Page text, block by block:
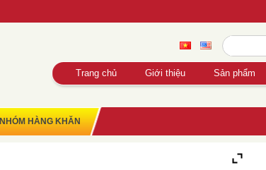
Trang chủ Giới thiệu Sản phẩm
NHÓM HÀNG KHĂN